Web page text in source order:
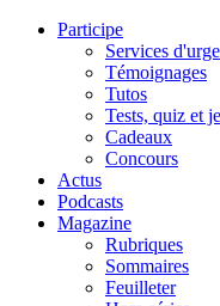
Participe
Services
Témoignages
Tutos
Tests, quiz et
Cadeaux
Concours
Actus
Podcasts
Magazine
Rubriques
Sommaires
Feuilleter